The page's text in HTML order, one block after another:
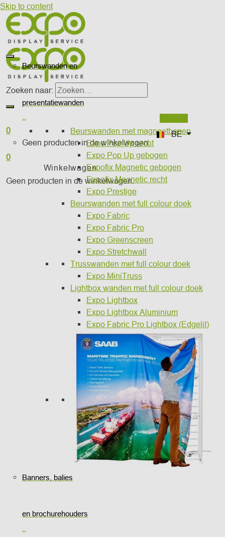
Skip to content
Zoeken naar:
0
Geen producten in de winkelwagen.
BE
0
Winkelwagen
Geen producten in de winkelwagen.
Beurswanden en
presentatiewanden
Beurswanden met magneetbanen
Expo Pop Up recht
Expo Pop Up gebogen
Expofix Magnetic gebogen
Expofix Magnetic recht
Expo Prestige
Beurswanden met full colour doek
Expo Fabric
Expo Fabric Pro
Expo Greenscreen
Expo Stretchwall
Trusswanden met full colour doek
Expo MiniTruss
Lightbox wanden met full colour doek
Expo Lightbox
Expo Lightbox Aluminium
Expo Fabric Pro Lightbox (Edgelit)
Banners, balies
en brochurehouders